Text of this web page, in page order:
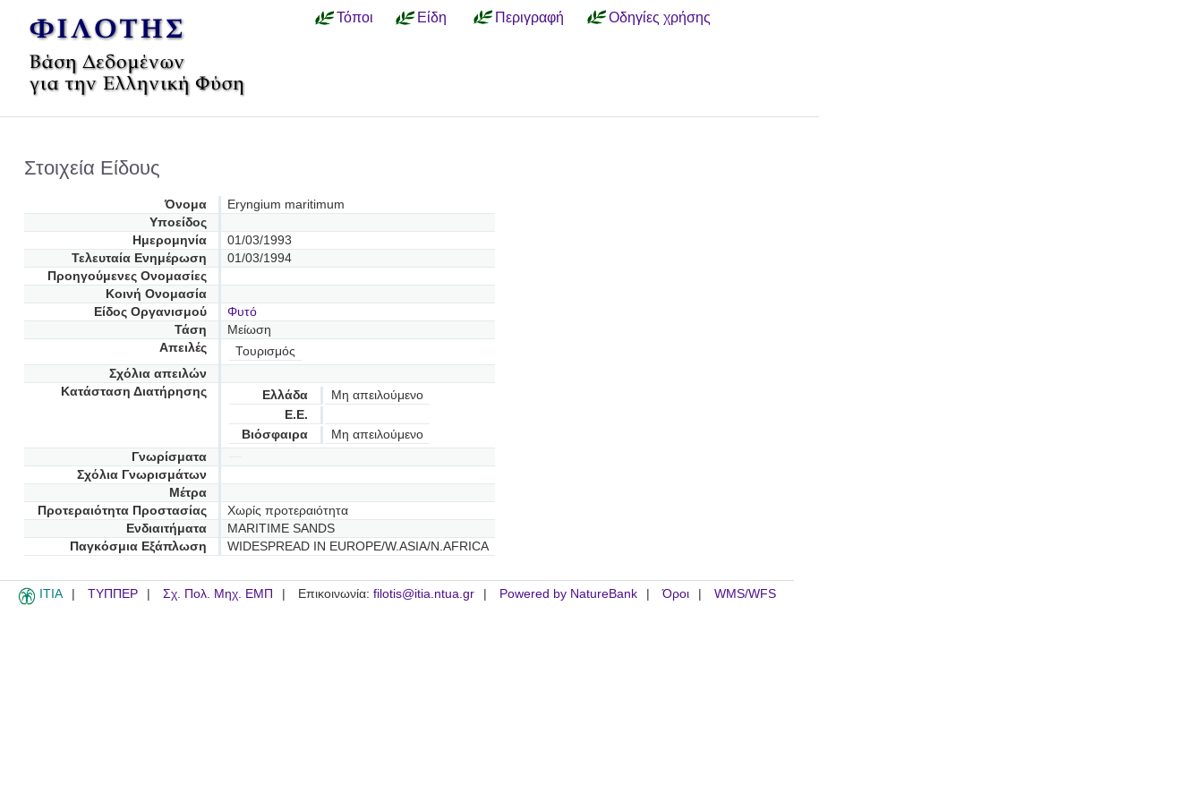
Τόποι Είδη Περιγραφή Οδηγίες χρήσης
Στοιχεία Είδους
Όνομα
Eryngium maritimum
Υποείδος
Ημερομηνία
01/03/1993
Τελευταία Ενημέρωση
01/03/1994
Προηγούμενες Oνομασίες
Κοινή Ονομασία
Είδος Οργανισμού
Φυτό
Τάση
Μείωση
Απειλές
Τουρισμός
Σχόλια απειλών
Κατάσταση Διατήρησης
Ελλάδα
Μη απειλούμενο
Ε.Ε.
Βιόσφαιρα
Μη απειλούμενο
Γνωρίσματα
Σχόλια Γνωρισμάτων
Μέτρα
Προτεραιότητα Προστασίας
Χωρίς προτεραιότητα
Ενδιαιτήματα
MARITIME SANDS
Παγκόσμια Εξάπλωση
WIDESPREAD IN EUROPE/W.ASIA/N.AFRICA
ITIA ΤΥΠΠΕΡ Σχ. Πολ. Μηχ. ΕΜΠ Επικοινωνία: filotis@itia.ntua.gr Powered by NatureBank Όροι WMS/WFS